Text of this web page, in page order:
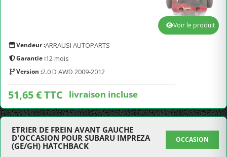
Vendeur :ARRAUSI AUTOPARTS
Garantie :12 mois
Version :2.0 D AWD 2009-2012
51,65 € TTC livraison incluse
Voir le produit
ETRIER DE FREIN AVANT GAUCHE
D'OCCASION POUR SUBARU IMPREZA
(GE/GH) HATCHBACK
OCCASION